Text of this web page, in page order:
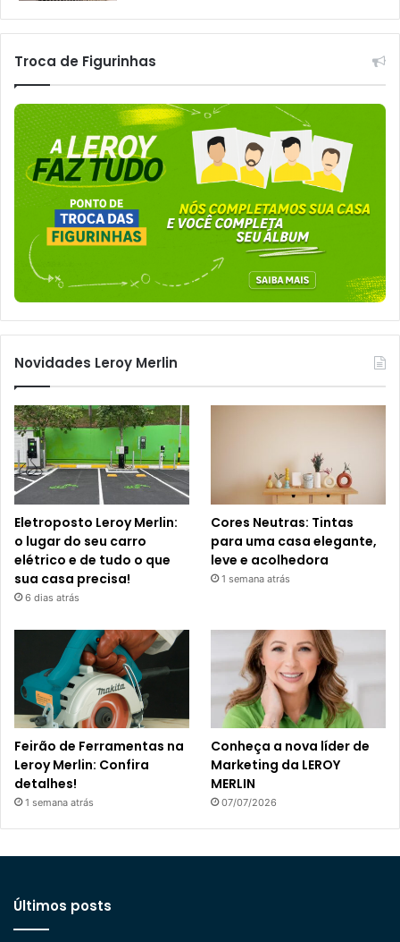
Troca de Figurinhas
Novidades Leroy Merlin
Eletroposto Leroy Merlin:
o lugar do seu carro
elétrico e de tudo o que
sua casa precisa!
6 dias atrás
Cores Neutras: Tintas
para uma casa elegante,
leve e acolhedora
1 semana atrás
Feirão de Ferramentas na
Leroy Merlin: Confira
detalhes!
1 semana atrás
Conheça a nova líder de
Marketing da LEROY
MERLIN
07/07/2026
Últimos posts